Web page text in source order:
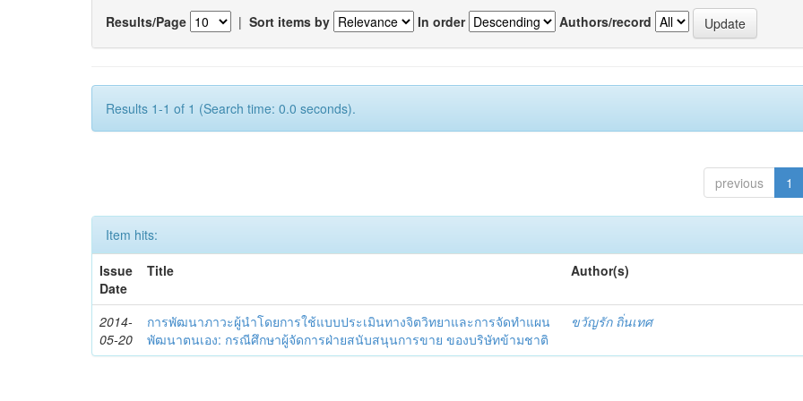
Results/Page | Sort items by In order Authors/record
Results 1-1 of 1 (Search time: 0.0 seconds).
previous 1
Item hits:
Issue
Date
Title Author(s)
2014-
05-20
การพัฒนาภาวะผู้นำโดยการใช้แบบประเมินทางจิตวิทยาและการจัดทำแผน
พัฒนาตนเอง: กรณีศึกษาผู้จัดการฝ่ายสนับสนุนการขาย ของบริษัทข้ามชาติ
ขวัญรัก ถิ่นเทศ